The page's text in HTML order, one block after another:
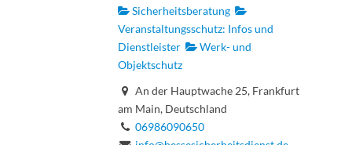
Sicherheitsberatung
Veranstaltungsschutz: Infos und
Dienstleister
Werk- und
Objektschutz
An der Hauptwache 25, Frankfurt
am Main, Deutschland
06986090650